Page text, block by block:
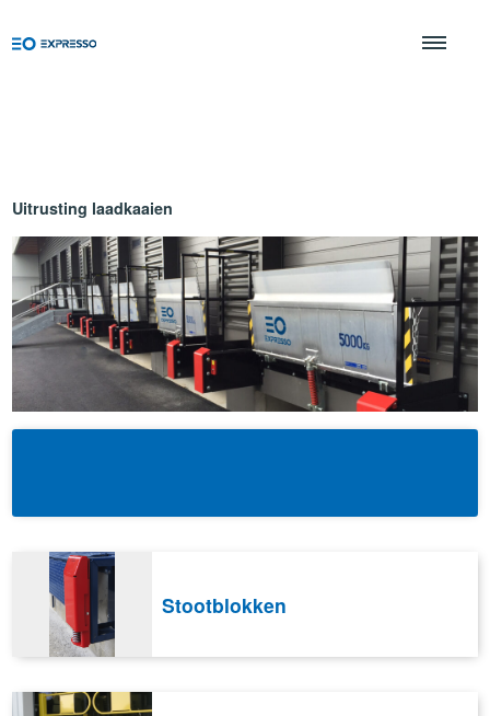
Uitrusting laadkaaien
Stootblokken